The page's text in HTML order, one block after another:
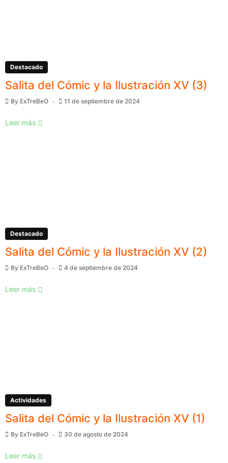
Destacado
Salita del Cómic y la Ilustración XV (3)
By ExTreBeO 11 de septiembre de 2024
Leer más
Destacado
Salita del Cómic y la Ilustración XV (2)
By ExTreBeO 4 de septiembre de 2024
Leer más
Actividades
Salita del Cómic y la Ilustración XV (1)
By ExTreBeO 30 de agosto de 2024
Leer más